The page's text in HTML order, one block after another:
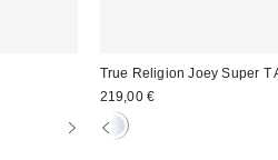
True Religion Joey Super T
219,00 €